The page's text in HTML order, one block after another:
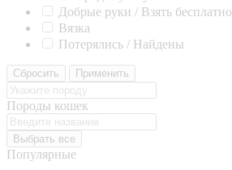
Добрые руки / Взять бесплатно
Вязка
Потерялись / Найдены
Сбросить Применить
Породы кошек
Выбрать все
Популярные